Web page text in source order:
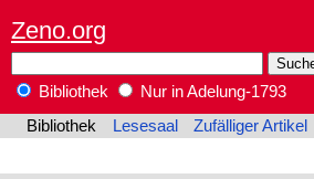
Zeno.org
Bibliothek
Nur in Adelung-1793
Bibliothek
Lesesaal Zufälliger Artikel